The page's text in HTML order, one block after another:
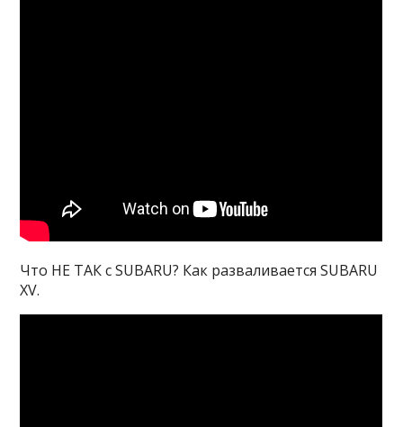
Что НЕ ТАК с SUBARU? Как разваливается SUBARU
XV.